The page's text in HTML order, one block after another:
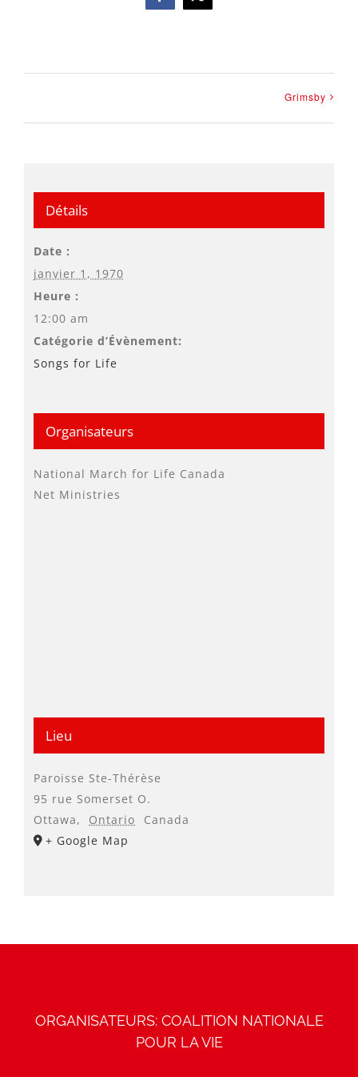
Grimsby
Détails
Date :
janvier 1, 1970
Heure :
12:00 am
Catégorie d’Évènement:
Songs for Life
Organisateurs
National March for Life Canada
Net Ministries
Lieu
Paroisse Ste-Thérèse
95 rue Somerset O.
Ottawa, Ontario
Canada
+ Google Map
ORGANISATEURS: COALITION NATIONALE
POUR LA VIE